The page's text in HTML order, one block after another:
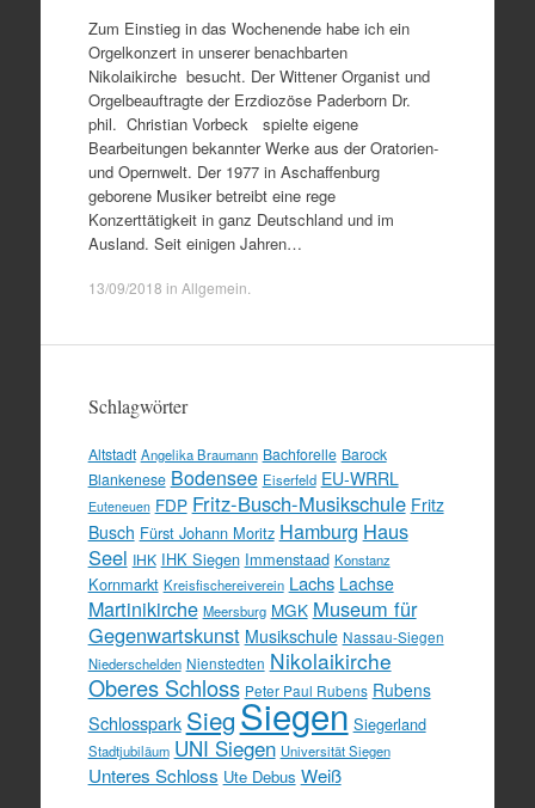
Zum Einstieg in das Wochenende habe ich ein
Orgelkonzert in unserer benachbarten
Nikolaikirche besucht. Der Wittener Organist und
Orgelbeauftragte der Erzdiozöse Paderborn Dr.
phil. Christian Vorbeck spielte eigene
Bearbeitungen bekannter Werke aus der Oratorien-
und Opernwelt. Der 1977 in Aschaffenburg
geborene Musiker betreibt eine rege
Konzerttätigkeit in ganz Deutschland und im
Ausland. Seit einigen Jahren…
13/09/2018 in Allgemein
Schlagwörter
Altstadt Angelika Braumann Bachforelle Barock
Blankenese Bodensee Eiserfeld EU-WRRL
Euteneuen FDP Fritz-Busch-Musikschule Fritz
Busch Fürst Johann Moritz Hamburg Haus
Seel IHK IHK Siegen Immenstaad Konstanz
Kornmarkt Kreisfischereiverein Lachs Lachse
Martinikirche Meersburg MGK Museum für
Gegenwartskunst Musikschule Nassau-Siegen
Niederschelden Nienstedten Nikolaikirche
Oberes Schloss Peter Paul Rubens Rubens
Schlosspark SiegSiegen Siegerland
Stadtjubiläum UNI Siegen Universität Siegen
Unteres Schloss Ute Debus Weiß